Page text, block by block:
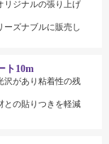
リジナルの張り上げ
ーズナブルに販売し
ト10m
沢があり粘着性の残
との貼りつきを軽減